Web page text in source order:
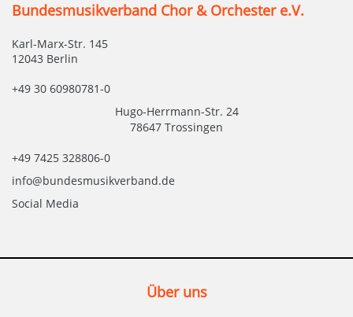
Bundesmusikverband Chor & Orchester e.V.
Karl-Marx-Str. 145
12043 Berlin
+49 30 60980781-0
Hugo-Herrmann-Str. 24
78647 Trossingen
+49 7425 328806-0
info@bundesmusikverband.de
Social Media
Über uns